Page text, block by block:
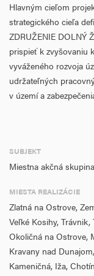
Hlavným cieľom
strategického cieľa
ZDRUŽENIE DOLNÝ
prispieť k zvyšovaniu
vyváženého rozvoja
udržateľných
v území a
životaschopnosti a
podnikov,
produktívnom veku,
zlepšenie
zlepšenie
a ich zázemím vo
chod MAS ZDŽO,
animácie v území.
SUBJEKT
Miestna akčná
MIESTA REALIZÁCIE
Zlatná na Ostrove,
Veľké Kosihy,
Okoličná na Ostrove,
Kravany nad
Kameničná, Iža,